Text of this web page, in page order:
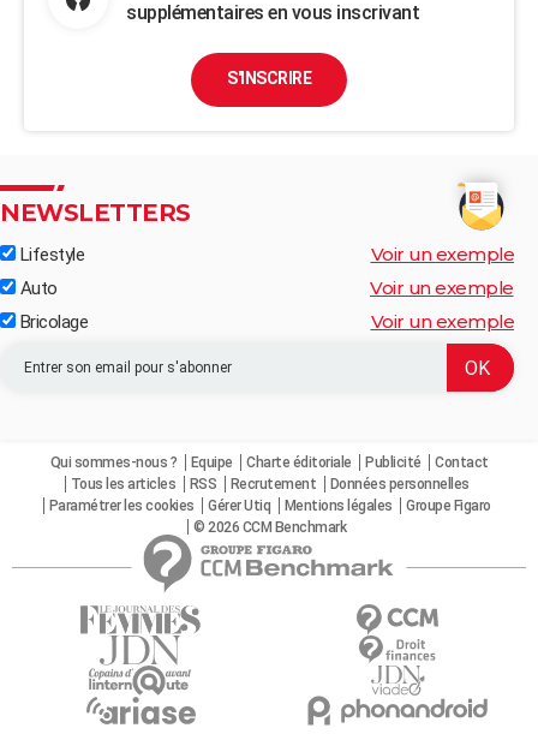
supplémentaires en vous inscrivant
S'INSCRIRE
NEWSLETTERS
Lifestyle Voir un exemple
Auto Voir un exemple
Bricolage Voir un exemple
Qui sommes-nous ? Equipe Charte éditoriale Publicité
Contact
Tous les articles
RSS Recrutement
Données personnelles
Paramétrer les cookies
Gérer Utiq Mentions légales
Groupe Figaro
© 2026 CCM Benchmark